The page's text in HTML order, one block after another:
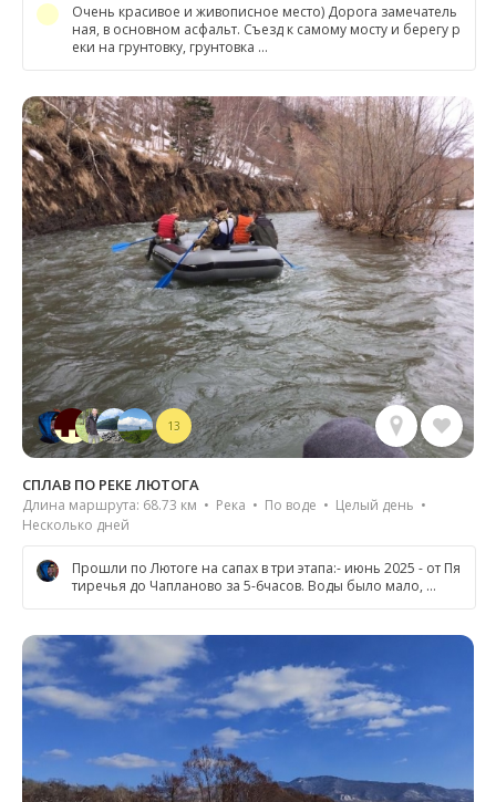
Очень красивое и живописное место) Дорога замечатель
ная, в основном асфальт. Съезд к самому мосту и берегу р
еки на грунтовку, грунтовка …
13
СПЛАВ ПО РЕКЕ ЛЮТОГА
Длина маршрута: 68.73 км • Река • По воде • Целый день •
Несколько дней
Прошли по Лютоге на сапах в три этапа:- июнь 2025 - от Пя
тиречья до Чапланово за 5-6часов. Воды было мало, …